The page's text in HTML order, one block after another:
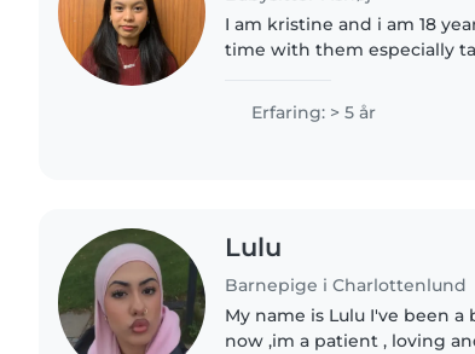
I am kristine and i am 18
time with them especially
Erfaring: > 5 år
Lulu
Barnepige i Charlottenlund
My name is Lulu I've been
now ,im a patient , loving